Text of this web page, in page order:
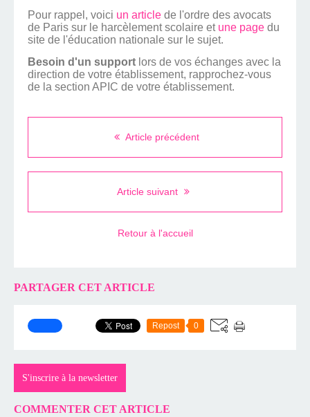
Pour rappel, voici un article de l'ordre des avocats
de Paris sur le harcèlement scolaire et une page du
site de l'éducation nationale sur le sujet.
Besoin d'un support lors de vos échanges avec la
direction de votre établissement, rapprochez-vous
de la section APIC de votre établissement.
Article précédent
Article suivant
Retour à l'accueil
PARTAGER CET ARTICLE
Repost 0
S'inscrire à la newsletter
COMMENTER CET ARTICLE